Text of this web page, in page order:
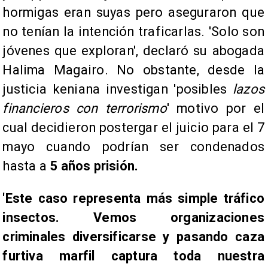
hormigas eran suyas pero aseguraron que
no tenían la intención traficarlas. 'Solo son
jóvenes que exploran', declaró su abogada
Halima Magairo. No obstante, desde la
justicia keniana investigan 'posibles lazos
financieros con terrorismo' motivo por el
cual decidieron postergar el juicio para el 7
mayo cuando podrían ser condenados
hasta a 5 años prisión.
'Este caso representa más simple tráfico
insectos. Vemos organizaciones
criminales diversificarse y pasando caza
furtiva marfil captura toda nuestra